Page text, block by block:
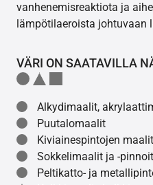
vanhenemisreaktiota ja
lämpötilaeroista johtuvaan
VÄRI ON SAATAVILLA
Alkydimaalit,
Puutalomaalit
Kiviainespintojen
Sokkelimaalit ja -
Peltikatto- ja